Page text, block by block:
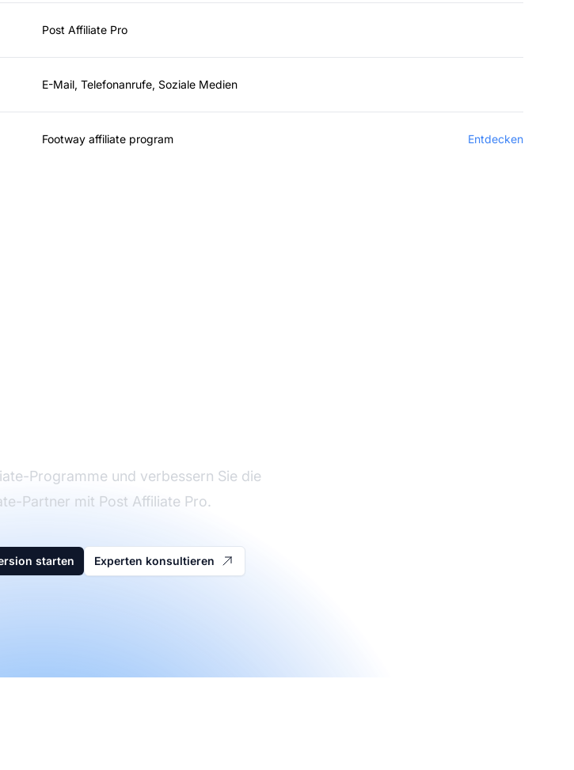
Post Affiliate Pro
E-Mail, Telefonanrufe, Soziale Medien
Footway affiliate program Entdecken
Programme und verbessern Sie die
Partner mit Post Affiliate Pro.
starten Experten konsultieren